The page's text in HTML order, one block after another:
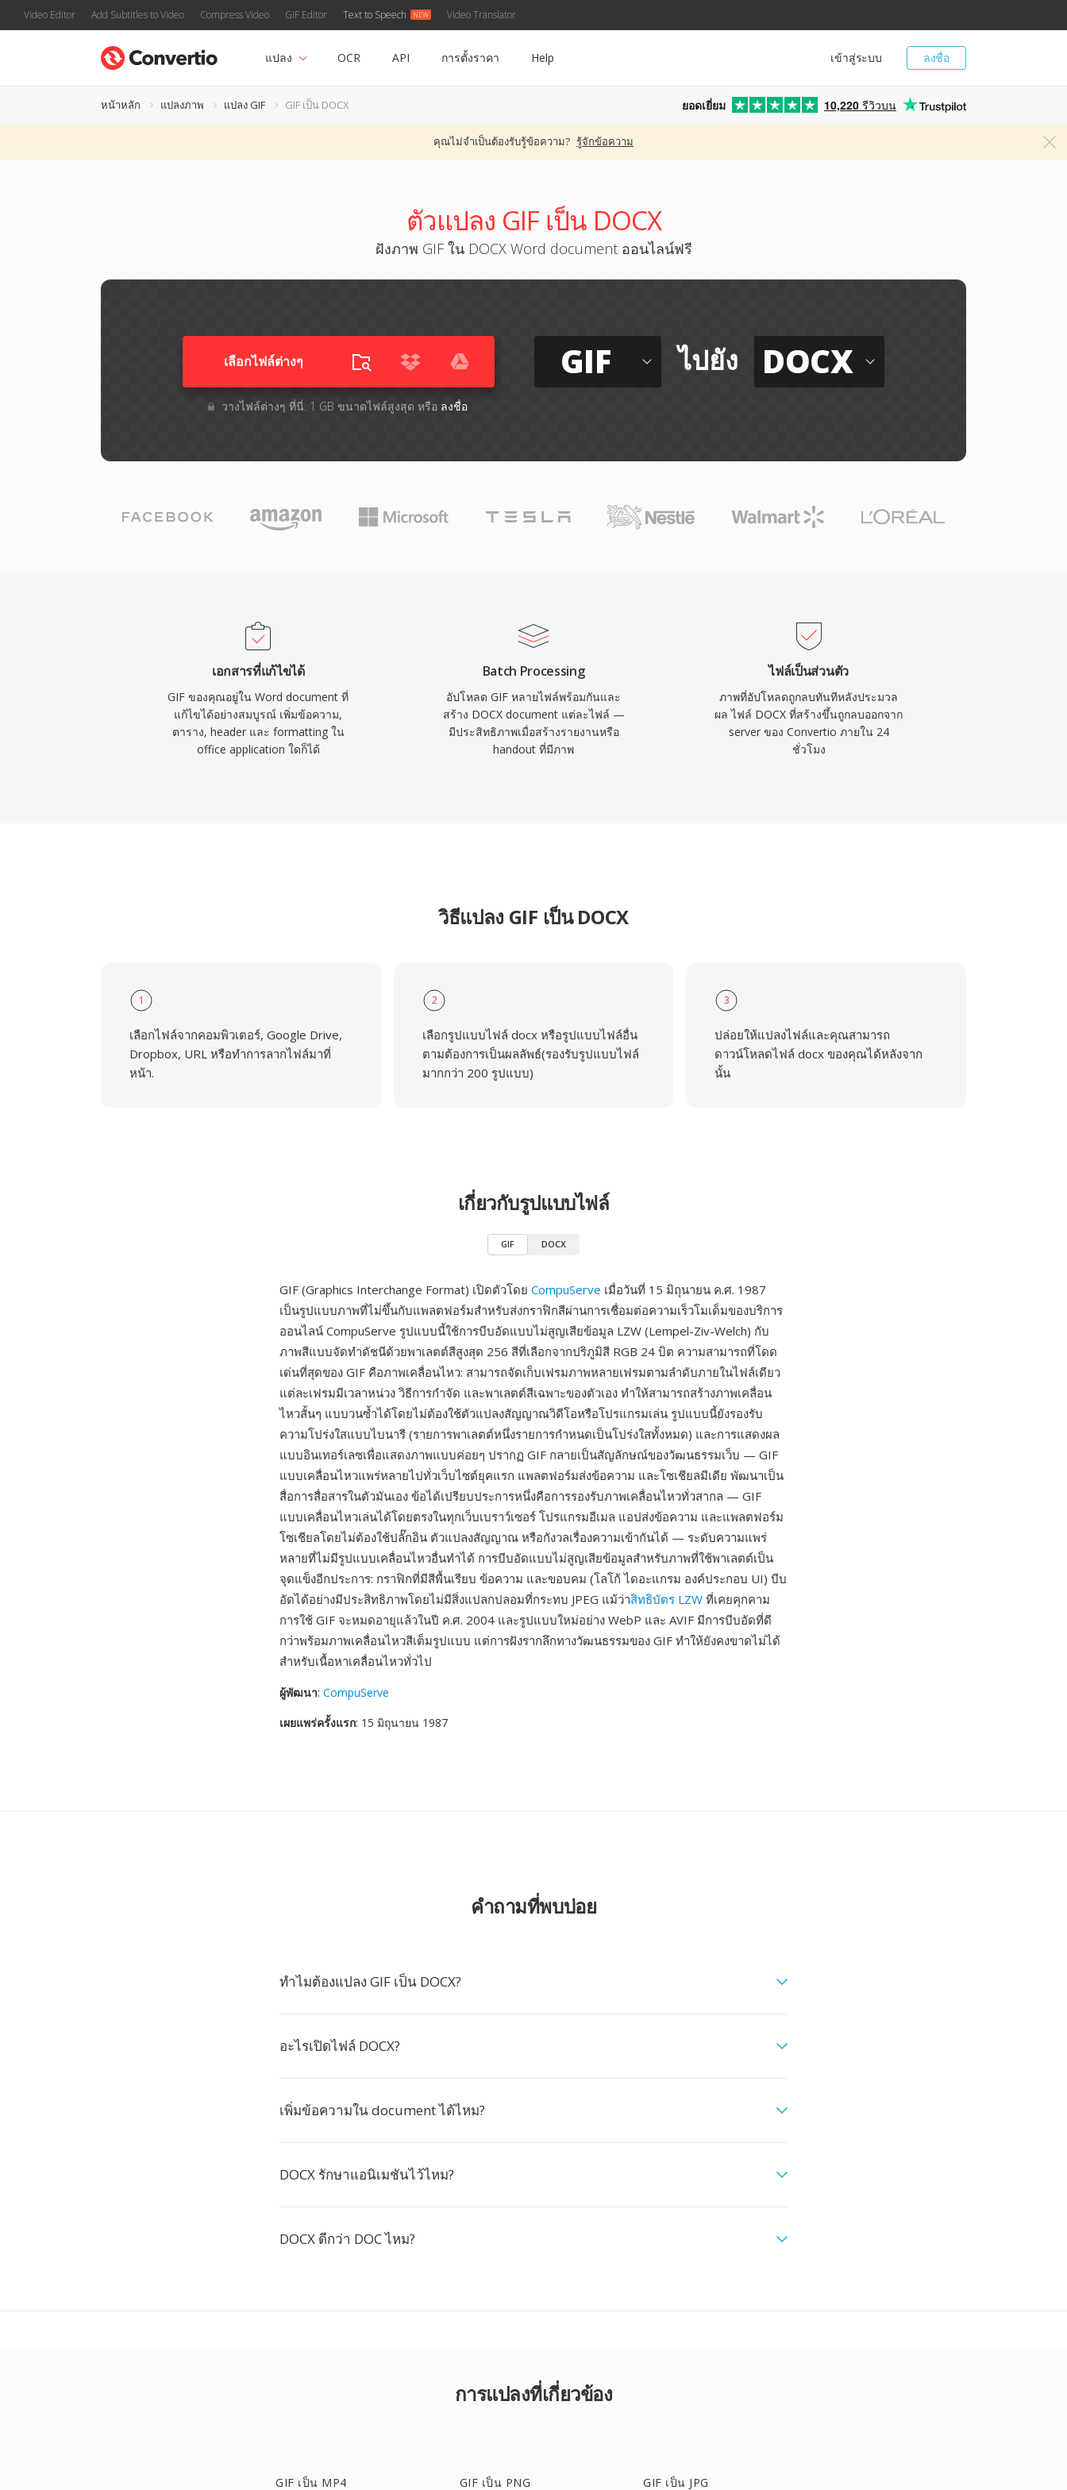
Video Editor Add Subtitles to Video Compress Video GIF Editor Text to Speech Video Translator
ลงชื่อ
เข้าสู่ระบบ
แปลง OCR API การตั้งราคา Help
หน้าหลัก แปลงภาพ แปลง GIF GIF เป็น DOCX ยอดเยี่ยม 10,220 รีวิวบน
คุณไม่จำเป็นต้องรับรู้ข้อความ? รู้จักข้อความ
ตัวแปลง GIF เป็น DOCX
ฝังภาพ GIF ใน DOCX Word document ออนไลน์ฟรี
เลือกไฟล์ต่างๆ​
วางไฟล์ต่างๆ​ ที่นี่. 1 GB ขนาดไฟล์สูงสุด หรือ ลงชื่อ
GIF ไปยัง DOCX
เอกสารที่แก้ไขได้
GIF ของคุณอยู่ใน Word document ที่
แก้ไขได้อย่างสมบูรณ์ เพิ่มข้อความ,
ตาราง, header และ formatting ใน
office application ใดก็ได้
Batch Processing
อัปโหลด GIF หลายไฟล์พร้อมกันและ
สร้าง DOCX document แต่ละไฟล์ —
มีประสิทธิภาพเมื่อสร้างรายงานหรือ
handout ที่มีภาพ
ไฟล์เป็นส่วนตัว
ภาพที่อัปโหลดถูกลบทันทีหลังประมวล
ผล ไฟล์ DOCX ที่สร้างขึ้นถูกลบออกจาก
server ของ Convertio ภายใน 24
ชั่วโมง
วิธีแปลง GIF เป็น DOCX
1
เลือกไฟล์จากคอมพิวเตอร์, Google Drive,
Dropbox, URL หรือทำการลากไฟล์มาที่
หน้า.
2
เลือกรูปแบบไฟล์ docx หรือรูปแบบไฟล์อื่น
ตามต้องการเป็นผลลัพธ์(รองรับรูปแบบไฟล์
มากกว่า 200 รูปแบบ)
3
ปล่อยให้แปลงไฟล์และคุณสามารถ
ดาวน์โหลดไฟล์ docx ของคุณได้หลังจาก
นั้น
เกี่ยวกับรูปแบบไฟล์
GIF DOCX
GIF (Graphics Interchange Format) เปิดตัวโดย CompuServe เมื่อวันที่ 15 มิถุนายน ค.ศ. 1987
เป็นรูปแบบภาพที่ไม่ขึ้นกับแพลตฟอร์มสำหรับส่งกราฟิกสีผ่านการเชื่อมต่อความเร็วโมเด็มของบริการ
ออนไลน์ CompuServe รูปแบบนี้ใช้การบีบอัดแบบไม่สูญเสียข้อมูล LZW (Lempel-Ziv-Welch) กับ
ภาพสีแบบจัดทำดัชนีด้วยพาเลตต์สีสูงสุด 256 สีที่เลือกจากปริภูมิสี RGB 24 บิต ความสามารถที่โดด
เด่นที่สุดของ GIF คือภาพเคลื่อนไหว: สามารถจัดเก็บเฟรมภาพหลายเฟรมตามลำดับภายในไฟล์เดียว
แต่ละเฟรมมีเวลาหน่วง วิธีการกำจัด และพาเลตต์สีเฉพาะของตัวเอง ทำให้สามารถสร้างภาพเคลื่อน
ไหวสั้นๆ แบบวนซ้ำได้โดยไม่ต้องใช้ตัวแปลงสัญญาณวิดีโอหรือโปรแกรมเล่น รูปแบบนี้ยังรองรับ
ความโปร่งใสแบบไบนารี (รายการพาเลตต์หนึ่งรายการกำหนดเป็นโปร่งใสทั้งหมด) และการแสดงผล
แบบอินเทอร์เลซเพื่อแสดงภาพแบบค่อยๆ ปรากฏ GIF กลายเป็นสัญลักษณ์ของวัฒนธรรมเว็บ — GIF
แบบเคลื่อนไหวแพร่หลายไปทั่วเว็บไซต์ยุคแรก แพลตฟอร์มส่งข้อความ และโซเชียลมีเดีย พัฒนาเป็น
สื่อการสื่อสารในตัวมันเอง ข้อได้เปรียบประการหนึ่งคือการรองรับภาพเคลื่อนไหวทั่วสากล — GIF
แบบเคลื่อนไหวเล่นได้โดยตรงในทุกเว็บเบราว์เซอร์ โปรแกรมอีเมล แอปส่งข้อความ และแพลตฟอร์ม
โซเชียลโดยไม่ต้องใช้ปลั๊กอิน ตัวแปลงสัญญาณ หรือกังวลเรื่องความเข้ากันได้ — ระดับความแพร่
หลายที่ไม่มีรูปแบบเคลื่อนไหวอื่นทำได้ การบีบอัดแบบไม่สูญเสียข้อมูลสำหรับภาพที่ใช้พาเลตต์เป็น
จุดแข็งอีกประการ: กราฟิกที่มีสีพื้นเรียบ ข้อความ และขอบคม (โลโก้ ไดอะแกรม องค์ประกอบ UI) บีบ
อัดได้อย่างมีประสิทธิภาพโดยไม่มีสิ่งแปลกปลอมที่กระทบ JPEG แม้ว่าสิทธิบัตร LZW ที่เคยคุกคาม
การใช้ GIF จะหมดอายุแล้วในปี ค.ศ. 2004 และรูปแบบใหม่อย่าง WebP และ AVIF มีการบีบอัดที่ดี
กว่าพร้อมภาพเคลื่อนไหวสีเต็มรูปแบบ แต่การฝังรากลึกทางวัฒนธรรมของ GIF ทำให้ยังคงขาดไม่ได้
สำหรับเนื้อหาเคลื่อนไหวทั่วไป
ผู้พัฒนา: CompuServe
เผยแพร่ครั้งแรก: 15 มิถุนายน 1987
คำถามที่พบบ่อย
ทำไมต้องแปลง GIF เป็น DOCX?
อะไรเปิดไฟล์ DOCX?
เพิ่มข้อความใน document ได้ไหม?
DOCX รักษาแอนิเมชันไว้ไหม?
DOCX ดีกว่า DOC ไหม?
การแปลงที่เกี่ยวข้อง
GIF เป็น MP4 GIF เป็น PNG GIF เป็น JPG